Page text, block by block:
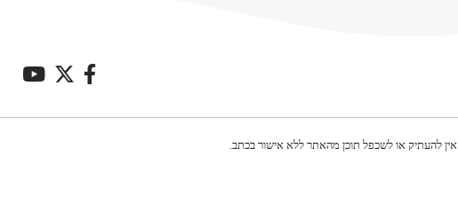
אין להעתיק או לשכפל תוכן מהאתר ללא אישור בכתב.